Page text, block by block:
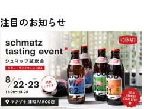
注目のお知らせ